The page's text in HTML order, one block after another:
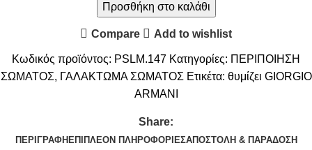
Προσθήκη στο καλάθι
Compare Add to wishlist
Κωδικός προϊόντος: PSLM.147 Κατηγορίες: ΠΕΡΙΠΟΙΗΣΗ
ΣΩΜΑΤΟΣ, ΓΑΛΑΚΤΩΜΑ ΣΩΜΑΤΟΣ Ετικέτα: θυμίζει GIORGIO
ARMANI
Share:
ΠΕΡΙΓΡΑΦΉ ΕΠΙΠΛΈΟΝ ΠΛΗΡΟΦΟΡΊΕΣΑΠΟΣΤΟΛΉ & ΠΑΡΆΔΟΣΗ